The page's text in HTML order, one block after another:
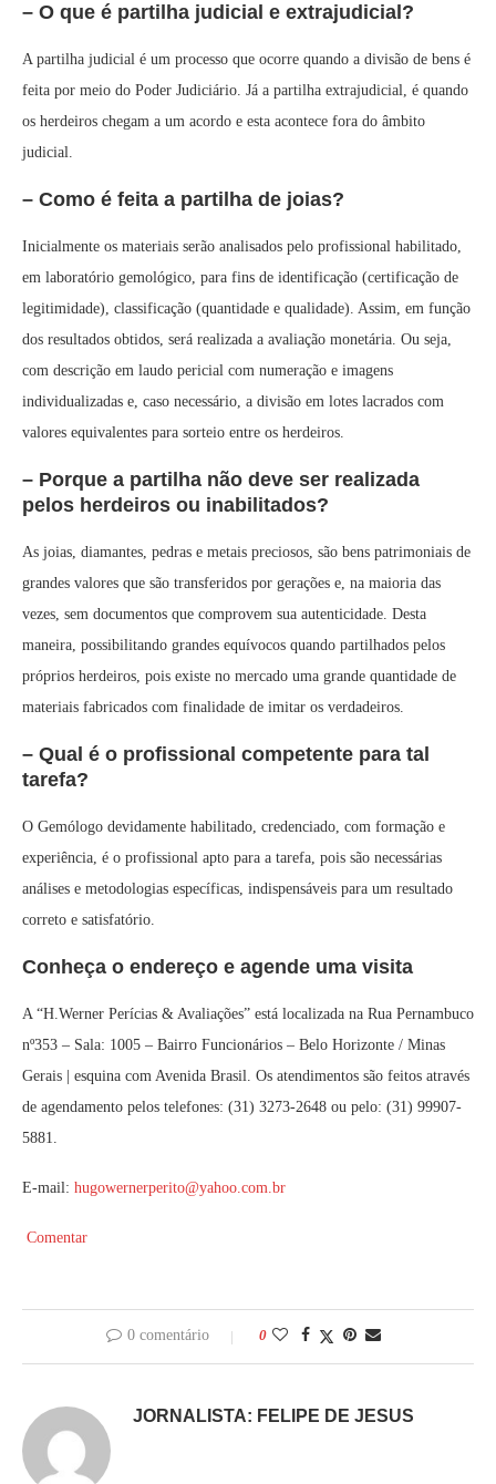
– O que é partilha judicial e extrajudicial?
A partilha judicial é um processo que ocorre quando a divisão de bens é
feita por meio do Poder Judiciário. Já a partilha extrajudicial, é quando
os herdeiros chegam a um acordo e esta acontece fora do âmbito
judicial.
– Como é feita a partilha de joias?
Inicialmente os materiais serão analisados pelo profissional habilitado,
em laboratório gemológico, para fins de identificação (certificação de
legitimidade), classificação (quantidade e qualidade). Assim, em função
dos resultados obtidos, será realizada a avaliação monetária. Ou seja,
com descrição em laudo pericial com numeração e imagens
individualizadas e, caso necessário, a divisão em lotes lacrados com
valores equivalentes para sorteio entre os herdeiros.
– Porque a partilha não deve ser realizada
pelos herdeiros ou inabilitados?
As joias, diamantes, pedras e metais preciosos, são bens patrimoniais de
grandes valores que são transferidos por gerações e, na maioria das
vezes, sem documentos que comprovem sua autenticidade. Desta
maneira, possibilitando grandes equívocos quando partilhados pelos
próprios herdeiros, pois existe no mercado uma grande quantidade de
materiais fabricados com finalidade de imitar os verdadeiros.
– Qual é o profissional competente para tal
tarefa?
O Gemólogo devidamente habilitado, credenciado, com formação e
experiência, é o profissional apto para a tarefa, pois são necessárias
análises e metodologias específicas, indispensáveis para um resultado
correto e satisfatório.
Conheça o endereço e agende uma visita
A “H.Werner Perícias & Avaliações” está localizada na Rua Pernambuco
nº353 – Sala: 1005 – Bairro Funcionários – Belo Horizonte / Minas
Gerais | esquina com Avenida Brasil. Os atendimentos são feitos através
de agendamento pelos telefones: (31) 3273-2648 ou pelo: (31) 99907-
5881.
E-mail: hugowernerperito@yahoo.com.br
Comentar
0 comentário 0
JORNALISTA: FELIPE DE JESUS